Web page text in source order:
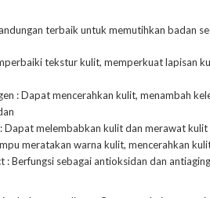
terbaik untuk memutihkan badan
tekstur kulit, memperkuat lapisan
: Dapat mencerahkan kulit, menambah
Dapat melembabkan kulit dan merawat
meratakan warna kulit, mencerahkan
: Berfungsi sebagai antioksidan dan antiaging